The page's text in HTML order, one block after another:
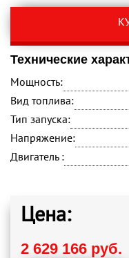
Технические
Мощность:
Вид топлива:
Тип запуска:
Напряжение:
Двигатель :
Цена:
2 629 166 руб.